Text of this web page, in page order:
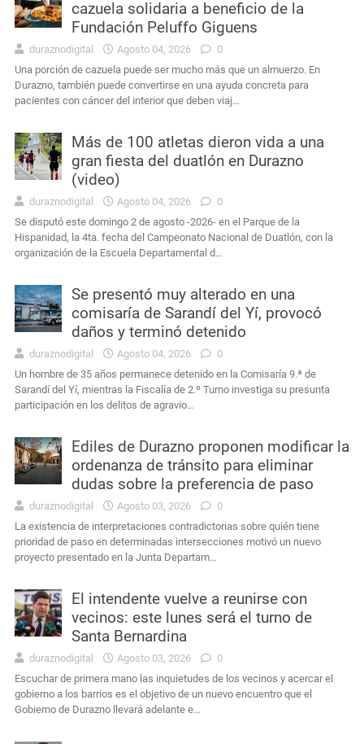
cazuela solidaria a beneficio de la
Fundación Peluffo Giguens
duraznodigital Agosto 04, 2026
0
Una porción de cazuela puede ser mucho más que un almuerzo. En
Durazno, también puede convertirse en una ayuda concreta para
pacientes con cáncer del interior que deben viaj…
Más de 100 atletas dieron vida a una
gran fiesta del duatlón en Durazno
(video)
duraznodigital Agosto 04, 2026
0
Se disputó este domingo 2 de agosto -2026- en el Parque de la
Hispanidad, la 4ta. fecha del Campeonato Nacional de Duatlón, con la
organización de la Escuela Departamental d…
Se presentó muy alterado en una
comisaría de Sarandí del Yí, provocó
daños y terminó detenido
duraznodigital Agosto 04, 2026
0
Un hombre de 35 años permanece detenido en la Comisaría 9.ª de
Sarandí del Yí, mientras la Fiscalía de 2.º Turno investiga su presunta
participación en los delitos de agravio…
Ediles de Durazno proponen modificar la
ordenanza de tránsito para eliminar
dudas sobre la preferencia de paso
duraznodigital Agosto 03, 2026
0
La existencia de interpretaciones contradictorias sobre quién tiene
prioridad de paso en determinadas intersecciones motivó un nuevo
proyecto presentado en la Junta Departam…
El intendente vuelve a reunirse con
vecinos: este lunes será el turno de
Santa Bernardina
duraznodigital Agosto 03, 2026
0
Escuchar de primera mano las inquietudes de los vecinos y acercar el
gobierno a los barrios es el objetivo de un nuevo encuentro que el
Gobierno de Durazno llevará adelante e…